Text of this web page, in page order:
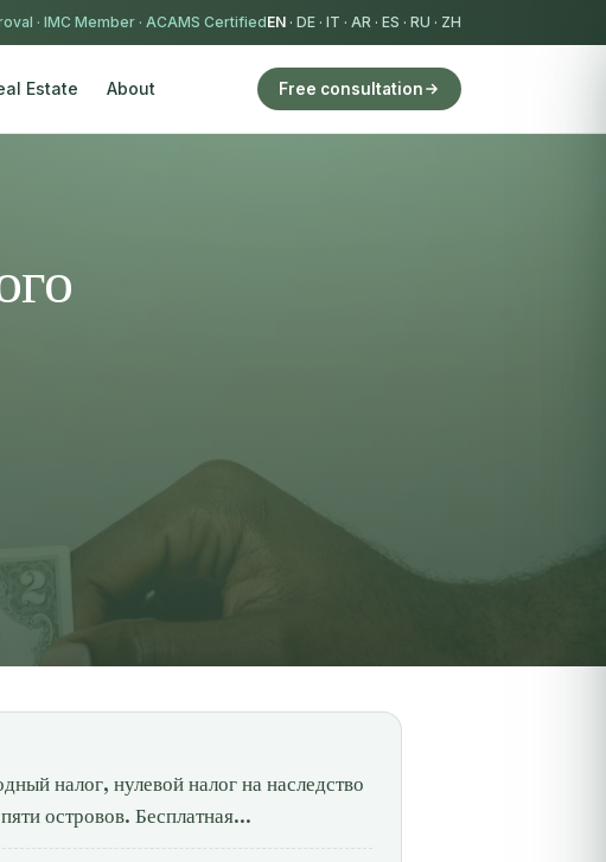
· IMC Member · ACAMS CertifiedEN · DE · IT · AR · ES · RU · ZH
Estate About Free consultation
налог, нулевой налог на наследство
островов. Бесплатная...